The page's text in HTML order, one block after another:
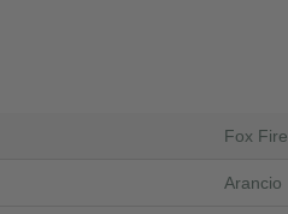
Fox Fire
Arancio